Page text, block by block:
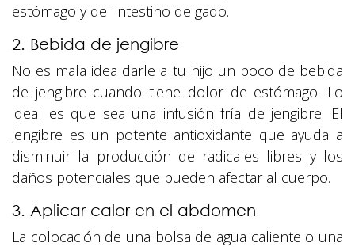
estómago y del intestino delgado.
2. Bebida de jengibre
No es mala idea darle a tu hijo un poco de bebida
de jengibre cuando tiene dolor de estómago. Lo
ideal es que sea una infusión fría de jengibre. El
jengibre es un potente antioxidante que ayuda a
disminuir la producción de radicales libres y los
daños potenciales que pueden afectar al cuerpo.
3. Aplicar calor en el abdomen
La colocación de una bolsa de agua caliente o una